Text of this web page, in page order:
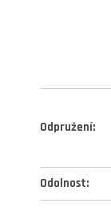
Odpružení:
Odolnost: